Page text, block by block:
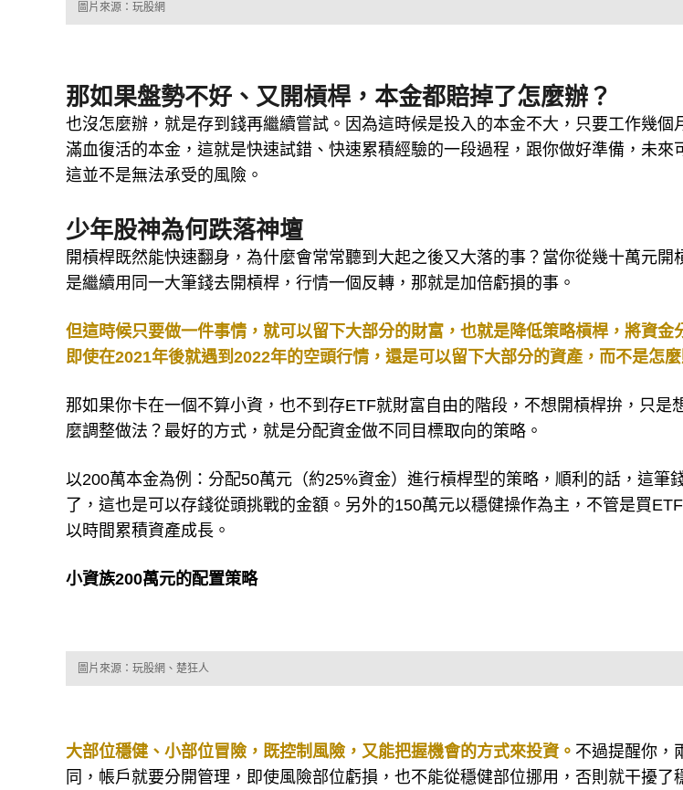
圖片來源：玩股網
那如果盤勢不好、又開槓桿，本金都賠掉了怎麼辦？
也沒怎麼辦，就是存到錢再繼續嘗試。因為這時候是投入的本金不大，只要工作幾個
滿血復活的本金，這就是快速試錯、快速累積經驗的一段過程，跟你做好準備，未來
這並不是無法承受的風險。
少年股神為何跌落神壇
開槓桿既然能快速翻身，為什麼會常常聽到大起之後又大落的事？當你從幾十萬元開
是繼續用同一大筆錢去開槓桿，行情一個反轉，那就是加倍虧損的事。
但這時候只要做一件事情，就可以留下大部分的財富，也就是降低策略槓桿，將資金
即使在2021年後就遇到2022年的空頭行情，還是可以留下大部分的資產，而不是怎
那如果你卡在一個不算小資，也不到存ETF就財富自由的階段，不想開槓桿拚，只是
麼調整做法？最好的方式，就是分配資金做不同目標取向的策略。
以200萬本金為例：分配50萬元（約25%資金）進行槓桿型的策略，順利的話，這筆
了，這也是可以存錢從頭挑戰的金額。另外的150萬元以穩健操作為主，不管是買
以時間累積資產成長。
小資族200萬元的配置策略
圖片來源：玩股網、楚狂人
大部位穩健、小部位冒險，既控制風險，又能把握機會的方式來投資。 不過提醒你，
同，帳戶就要分開管理，即使風險部位虧損，也不能從穩健部位挪用，否則就干擾了